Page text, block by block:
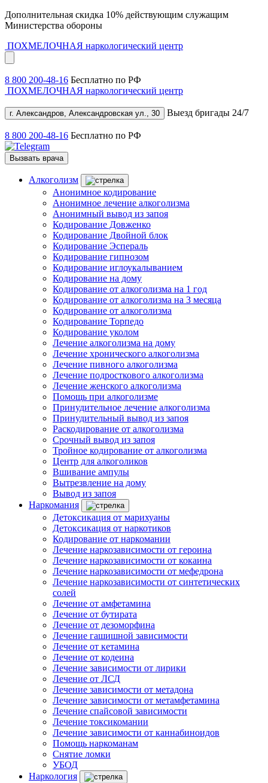
Дополнительная скидка 10% действующим служащим
Министерства обороны
ПОХМЕЛОЧНАЯ наркологический центр
8 800 200-48-16 Бесплатно по РФ
ПОХМЕЛОЧНАЯ наркологический центр
г. Александров, Александровская ул., 30 Выезд бригады 24/7
8 800 200-48-16 Бесплатно по РФ
Вызвать врача
Алкоголизм
Анонимное кодирование
Анонимное лечение алкоголизма
Анонимный вывод из запоя
Кодирование Довженко
Кодирование Двойной блок
Кодирование Эспераль
Кодирование гипнозом
Кодирование иглоукалыванием
Кодирование на дому
Кодирование от алкоголизма на 1 год
Кодирование от алкоголизма на 3 месяца
Кодирование от алкоголизма
Кодирование Торпедо
Кодирование уколом
Лечение алкоголизма на дому
Лечение хронического алкоголизма
Лечение пивного алкоголизма
Лечение подросткового алкоголизма
Лечение женского алкоголизма
Помощь при алкоголизме
Принудительное лечение алкоголизма
Принудительный вывод из запоя
Раскодирование от алкоголизма
Срочный вывод из запоя
Тройное кодирование от алкоголизма
Центр для алкоголиков
Вшивание ампулы
Вытрезвление на дому
Вывод из запоя
Наркомания
Детоксикация от марихуаны
Детоксикация от наркотиков
Кодирование от наркомании
Лечение наркозависимости от героина
Лечение наркозависимости от кокаина
Лечение наркозависимости от мефедрона
Лечение наркозависимости от синтетических
солей
Лечение от амфетамина
Лечение от бутирата
Лечение от дезоморфина
Лечение гашишной зависимости
Лечение от кетамина
Лечение от кодеина
Лечение зависимости от лирики
Лечение от ЛСД
Лечение зависимости от метадона
Лечение зависимости от метамфетамина
Лечение спайсовой зависимости
Лечение токсикомании
Лечение зависимости от каннабиноидов
Помощь наркоманам
Снятие ломки
УБОД
Наркология